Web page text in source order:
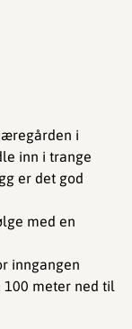
i
inn i trange
er det god
med en
inngangen
100 meter ned til